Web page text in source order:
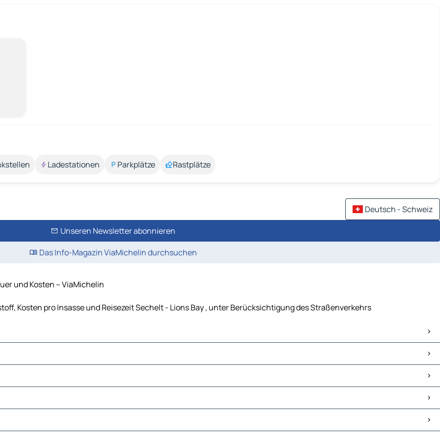
Ladestationen Parkplätze Rastplätze
Deutsch - Schweiz
Unseren Newsletter abonnieren
Das Info-Magazin ViaMichelin durchsuchen
und Kosten – ViaMichelin
Kosten pro Insasse und Reisezeit Sechelt - Lions Bay , unter Berücksichtigung des Straßenverkehrs